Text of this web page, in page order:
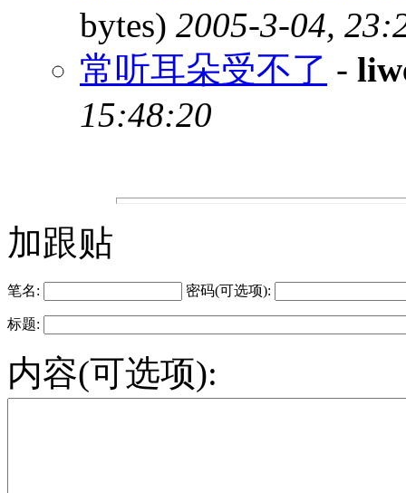
bytes) 2005-3-04,
常听耳朵受不了 -
15:48:20
加跟贴
笔名: 密码(可选项):
标题:
内容(可选项):